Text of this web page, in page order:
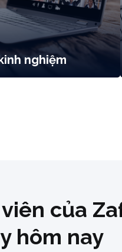
nghiệm
của
hôm nay